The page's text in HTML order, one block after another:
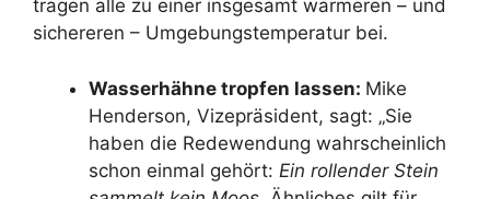
tragen alle zu einer insgesamt wärmeren – und
sichereren – Umgebungstemperatur bei.
Wasserhähne tropfen lassen: Mike
Henderson, Vizepräsident, sagt: „Sie
haben die Redewendung wahrscheinlich
schon einmal gehört: Ein rollender Stein